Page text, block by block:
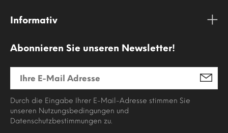
Informativ
Abonnieren Sie unseren Newsletter!
Durch die Eingabe Ihrer E-Mail-Adresse stimmen Sie
unseren Nutzungsbedingungen und
Datenschutzbestimmungen zu.